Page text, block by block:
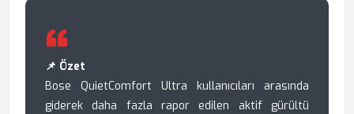
📌 Özet
Bose QuietComfort Ultra kullanıcıları arasında
giderek daha fazla rapor edilen aktif gürültü